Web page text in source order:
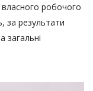
власного робочого
за результати
загальні